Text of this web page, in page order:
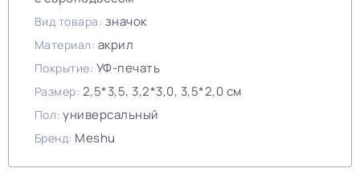
Вид товара: значок
Материал: акрил
Покрытие: УФ-печать
Размер: 2,5*3,5, 3,2*3,0, 3,5*2,0 см
Пол: универсальный
Бренд: Meshu